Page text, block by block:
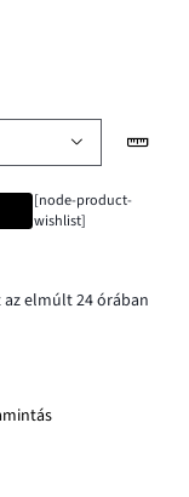
[node-product-
wishlist]
elmúlt 24 órában